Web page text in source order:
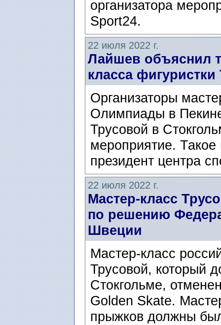
организатора
Sport24.
22 июля 2022 г.
Лайшев объяснил
класса
Организаторы
Олимпиады в
Трусовой в
мероприятие.
президент центра
22 июля 2022 г.
Мастер-класс
по решению
Швеции
Мастер-класс
Трусовой, который
Стокгольме,
Golden Skate.
прыжков должны